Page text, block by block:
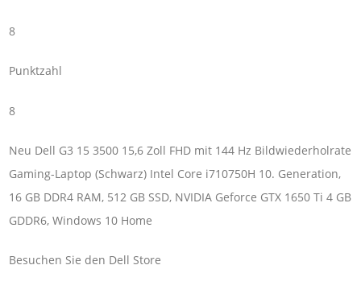
8
Punktzahl
8
Neu Dell G3 15 3500 15,6 Zoll FHD mit 144 Hz Bildwiederholrate
Gaming-Laptop (Schwarz) Intel Core i710750H 10. Generation,
16 GB DDR4 RAM, 512 GB SSD, NVIDIA Geforce GTX 1650 Ti 4 GB
GDDR6, Windows 10 Home
Besuchen Sie den Dell Store